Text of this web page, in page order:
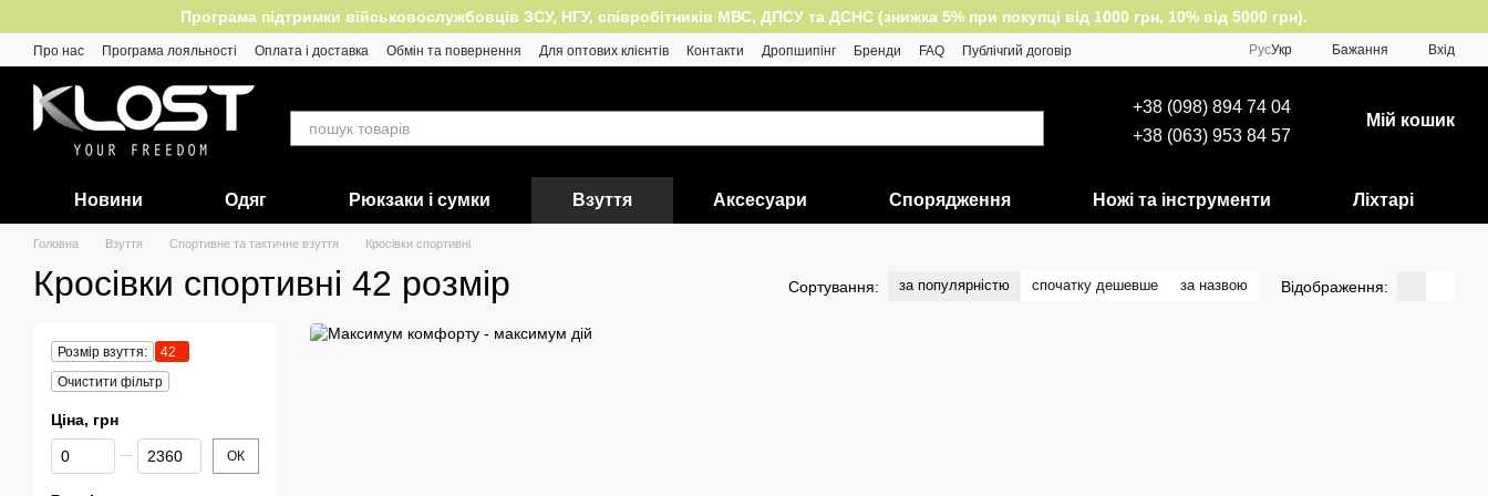
Перейти до основного контентуПрограма підтримки військовослужбовців ЗСУ, НГУ, співробітників МВС, ДПСУ та ДСНС (знижка 5% при покупці від 1000 грн, 10% від 5000 грн).
Про нас Програма лояльності Оплата і доставка Обмін та повернення Для оптових клієнтів Контакти Дропшипінг Бренди FAQ
Публічгий договір
РусУкр Бажання Вхід
+38 (098) 894 74 04
+38 (063) 953 84 57
Мій кошик
Новини Одяг Рюкзаки і сумки Взуття Аксесуари Спорядження Ножі та інструменти Ліхтарі
Головна Взуття Спортивне та тактичне взуття Кросівки спортивні
Кросівки спортивні 42 розмір Сортування: за популярністю спочатку дешевше за назвою Відображення:
Розмір взуття:
42
Очистити фільтр
Ціна, грн
Від Ціна, грн
До Ціна, грн ОК